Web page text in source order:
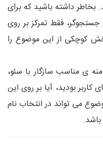
بخاطر داشته باشید که برای
جستجوگر، فقط تمرکز بر روی
کوچکی از این موضوع را
ی مناسب سازگار با سئو،
بودید، آیا بر روی این
می تواند در انتخاب نام